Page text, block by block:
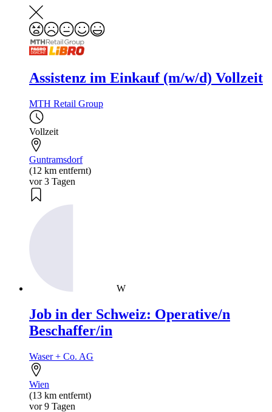
Assistenz im Einkauf (m/w/d) Vollzeit
MTH Retail Group
Vollzeit
Guntramsdorf
(12 km entfernt)
vor 3 Tagen
W
Job in der Schweiz: Operative/n
Beschaffer/in
Waser + Co. AG
Wien
(13 km entfernt)
vor 9 Tagen